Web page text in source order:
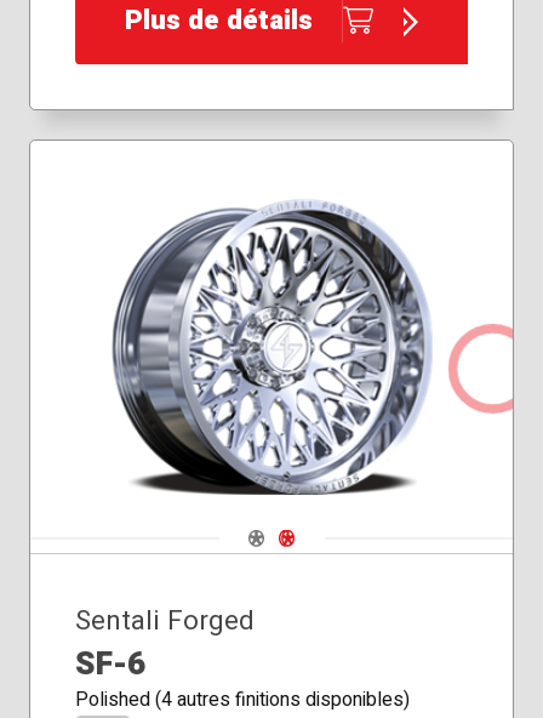
Plus de détails
Navigate 1
Navigate 2
Sentali Forged
SF-6
Polished (4 autres finitions disponibles)